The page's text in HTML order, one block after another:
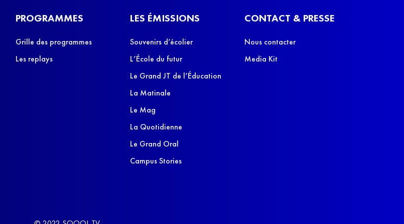
PROGRAMMES
Grille des programmes
Les replays
LES ÉMISSIONS
Souvenirs d’écolier
L’École du futur
Le Grand JT de l’Éducation
La Matinale
Le Mag
La Quotidienne
Le Grand Oral
Campus Stories
CONTACT & PRESSE
Nous contacter
Media Kit